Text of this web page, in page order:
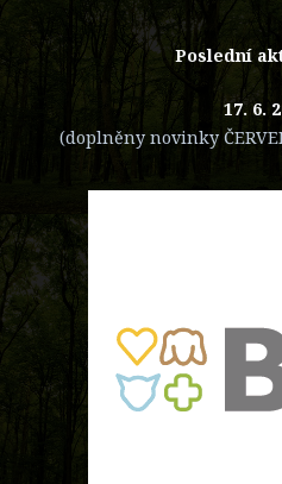
Poslední
17. 6.
(doplněny novinky